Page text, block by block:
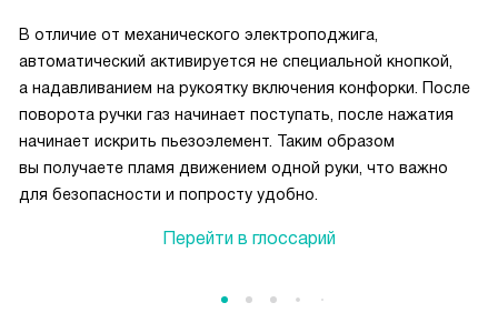
В отличие от механического электроподжига,
автоматический активируется не специальной кнопкой,
а надавливанием на рукоятку включения конфорки. После
поворота ручки газ начинает поступать, после нажатия
начинает искрить пьезоэлемент. Таким образом
вы получаете пламя движением одной руки, что важно
для безопасности и попросту удобно.
Перейти в глоссарий